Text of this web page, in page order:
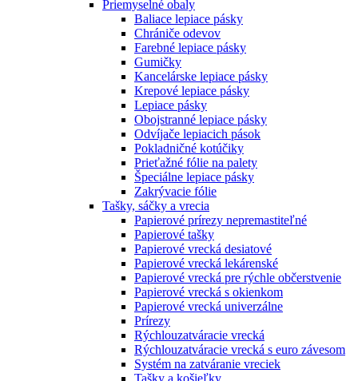
Priemyselné obaly
Baliace lepiace pásky
Chrániče odevov
Farebné lepiace pásky
Gumičky
Kancelárske lepiace pásky
Krepové lepiace pásky
Lepiace pásky
Obojstranné lepiace pásky
Odvíjače lepiacich pások
Pokladničné kotúčiky
Prieťažné fólie na palety
Špeciálne lepiace pásky
Zakrývacie fólie
Tašky, sáčky a vrecia
Papierové prírezy nepremastiteľné
Papierové tašky
Papierové vrecká desiatové
Papierové vrecká lekárenské
Papierové vrecká pre rýchle občerstvenie
Papierové vrecká s okienkom
Papierové vrecká univerzálne
Prírezy
Rýchlouzatváracie vrecká
Rýchlouzatváracie vrecká s euro závesom
Systém na zatváranie vreciek
Tašky a košieľky